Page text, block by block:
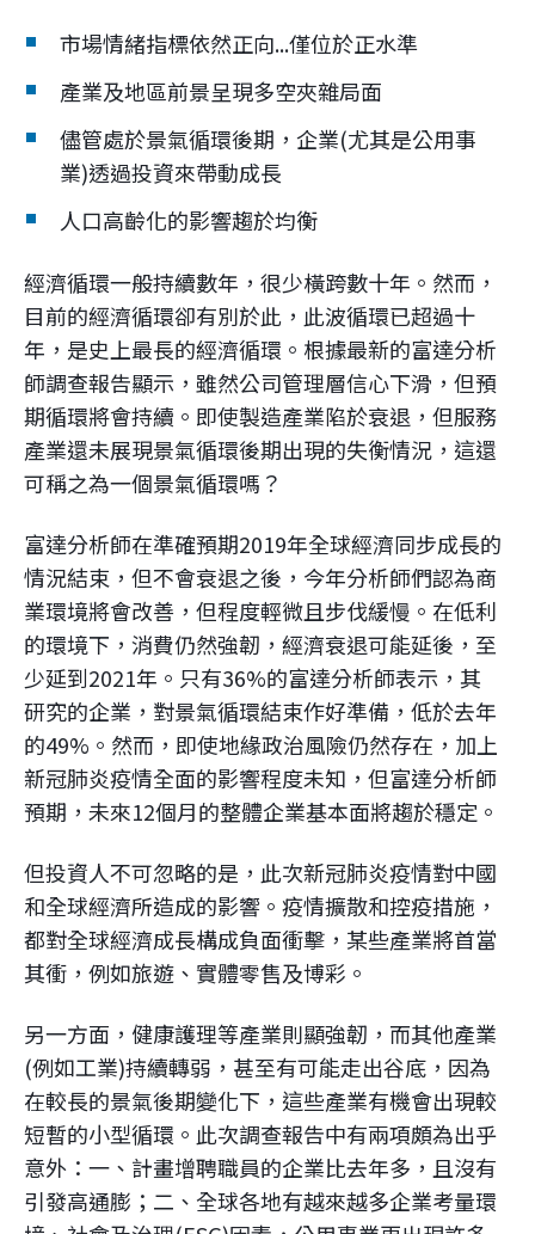
市場情緒指標依然正向...僅位於正水準
產業及地區前景呈現多空夾雜局面
儘管處於景氣循環後期，企業(尤其是公用事
業)透過投資來帶動成長
人口高齡化的影響趨於均衡
經濟循環一般持續數年，很少橫跨數十年。然而，
目前的經濟循環卻有別於此，此波循環已超過十
年，是史上最長的經濟循環。根據最新的富達分析
師調查報告顯示，雖然公司管理層信心下滑，但預
期循環將會持續。即使製造產業陷於衰退，但服務
產業還未展現景氣循環後期出現的失衡情況，這還
可稱之為一個景氣循環嗎？
富達分析師在準確預期2019年全球經濟同步成長的
情況結束，但不會衰退之後，今年分析師們認為商
業環境將會改善，但程度輕微且步伐緩慢。在低利
的環境下，消費仍然強韌，經濟衰退可能延後，至
少延到2021年。只有36%的富達分析師表示，其
研究的企業，對景氣循環結束作好準備，低於去年
的49%。然而，即使地緣政治風險仍然存在，加上
新冠肺炎疫情全面的影響程度未知，但富達分析師
預期，未來12個月的整體企業基本面將趨於穩定。
但投資人不可忽略的是，此次新冠肺炎疫情對中國
和全球經濟所造成的影響。疫情擴散和控疫措施，
都對全球經濟成長構成負面衝擊，某些產業將首當
其衝，例如旅遊、實體零售及博彩。
另一方面，健康護理等產業則顯強韌，而其他產業
(例如工業)持續轉弱，甚至有可能走出谷底，因為
在較長的景氣後期變化下，這些產業有機會出現較
短暫的小型循環。此次調查報告中有兩項頗為出乎
意外：一、計畫增聘職員的企業比去年多，且沒有
引發高通膨；二、全球各地有越來越多企業考量環